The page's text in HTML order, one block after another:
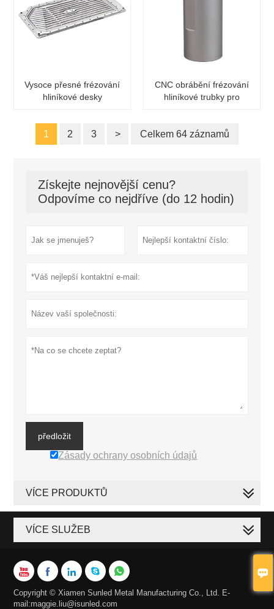

Vysoce přesné frézování
hliníkové desky
CNC obrábění frézování
hliníkové trubky pro
1 2 3 > Celkem 64 záznamů
Získejte nejnovější cenu?
Odpovíme co nejdříve (do 12 hodin)
předložit
Zásady ochrany osobních údajů
VÍCE PRODUKTŮ
VÍCE SLUŽEB
    
Copyright © Xiamen Sunled Metal Manufacturing Co., Ltd. E-
mail:maggie.liu@isunled.com